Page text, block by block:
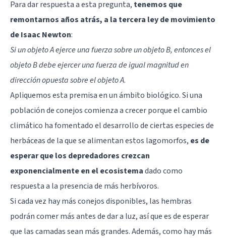
Para dar respuesta a esta pregunta, tenemos que
remontarnos años atrás, a la tercera ley de movimiento
de Isaac Newton:
Si un objeto A ejerce una fuerza sobre un objeto B, entonces el
objeto B debe ejercer una fuerza de igual magnitud en
dirección opuesta sobre el objeto A.
Apliquemos esta premisa en un ámbito biológico. Si una
población de conejos comienza a crecer porque el cambio
climático ha fomentado el desarrollo de ciertas especies de
herbáceas de la que se alimentan estos lagomorfos, es de
esperar que los depredadores crezcan
exponencialmente en el ecosistemadado como
respuesta a la presencia de más herbívoros.
Si cada vez hay más conejos disponibles, las hembras
podrán comer más antes de dar a luz, así que es de esperar
que las camadas sean más grandes. Además, como hay más